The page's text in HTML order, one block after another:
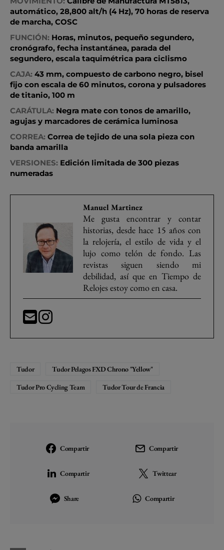
automático, 28,800 alt/h (4 Hz), 70 horas de reserva
de marcha, COSC
FUNCIÓN: Horas, minutos, pequeño segundero,
cronógrafo, fecha instantánea, parada del
segundero, escala taquimétrica para ciclismo
CAJA: 43 mm, compuesto de carbono negro, bisel
fijo con escala de 60 minutos, corona y pulsadores
de titanio, 100 m
CARÁTULA: Negra mate con tonos de amarillo,
agujas y marcadores de cerámica luminosa
CORREA: Correa de tejido de una sola pieza con
banda amarilla
VERSIONES: Edición limitada de 300 piezas
numeradas
Manuel Martinez
Me gusta encontrar y contar
historias, desde hace 15 años con
la relojería, el estilo de vida y el
lujo como telón de fondo. Las
revistas siguen siendo mi
debilidad, así que en Tiempo de
Relojes estoy como en casa.
Tudor
Tudor Pelagos FXD Chrono "Yellow"
Tudor Pro Cycling Team
Tudor Tour de Francia
Compartir Compartir
Compartir Twittear
Share Compartir